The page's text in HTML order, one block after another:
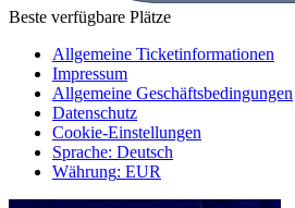
Beste verfügbare Plätze
Allgemeine Ticketinformationen
Impressum
Allgemeine Geschäftsbedingungen
Datenschutz
Cookie-Einstellungen
Sprache: Deutsch
Währung: EUR